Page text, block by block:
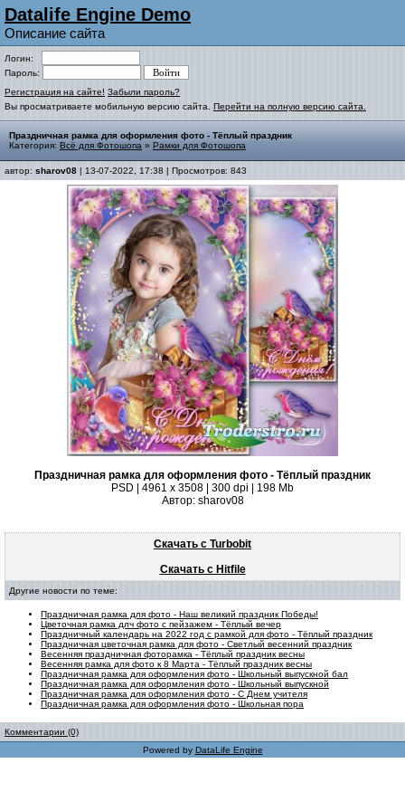
Datalife Engine Demo
Описание сайта
Логин:
Пароль:
Регистрация на сайте! Забыли пароль?
Вы просматриваете мобильную версию сайта. Перейти на полную версию сайта.
Праздничная рамка для оформления фото - Тёплый праздник
Категория: Всё для Фотошопа » Рамки для Фотошопа
автор: sharov08 | 13-07-2022, 17:38 | Просмотров: 843
Праздничная рамка для оформления фото - Тёплый праздник
PSD | 4961 х 3508 | 300 dpi | 198 Mb
Автор: sharov08
Скачать с Turbobit
Скачать с Hitfile
Другие новости по теме:
Праздничная рамка для фото - Наш великий праздник Победы!
Цветочная рамка длч фото с пейзажем - Тёплый вечер
Праздничный календарь на 2022 год с рамкой для фото - Тёплый праздник
Праздничная цветочная рамка для фото - Светлый весенний праздник
Весенняя праздничная фоторамка - Тёплый праздник весны
Весенняя рамка для фото к 8 Марта - Тёплый праздник весны
Праздничная рамка для оформления фото - Школьный выпускной бал
Праздничная рамка для оформления фото - Школьный выпускной
Праздничная рамка для оформления фото - С Днем учителя
Праздничная рамка для оформления фото - Школьная пора
Комментарии (0)
Powered by DataLife Engine